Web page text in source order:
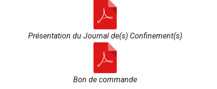
Présentation du Journal de(s) Confinement(s)
Bon de commande